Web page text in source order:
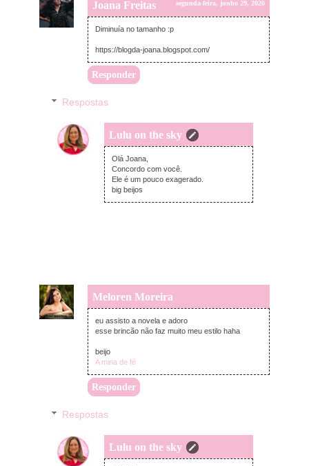
Joana Freitas segunda-feira, junho 29, 2020
Diminuía no tamanho :p
https://blogda-joana.blogspot.com/
Responder
Respostas
Lulu on the sky
segunda-feira, junho 29, 2020
Olá Joana,
Concordo com você.
Ele é um pouco exagerado.
big beijos
Meloren Moreira
segunda-feira, junho 29, 2020
eu assisto a novela e adoro
esse brincão não faz muito meu estilo haha
beijo
A mina de fé
Responder
Respostas
Lulu on the sky
segunda-feira, junho 29, 2020